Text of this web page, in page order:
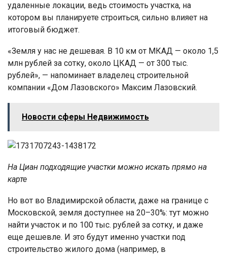
удаленные локации, ведь стоимость участка, на
котором вы планируете строиться, сильно влияет на
итоговый бюджет.
«Земля у нас не дешевая. В 10 км от МКАД — около 1,5
млн рублей за сотку, около ЦКАД — от 300 тыс.
рублей», — напоминает владелец строительной
компании «Дом Лазовского» Максим Лазовский.
Новости сферы Недвижимость
На Циан подходящие участки можно искать прямо на
карте
Но вот во Владимирской области, даже на границе с
Московской, земля доступнее на 20–30%: тут можно
найти участок и по 100 тыс. рублей за сотку, и даже
еще дешевле. И это будут именно участки под
строительство жилого дома (например, в